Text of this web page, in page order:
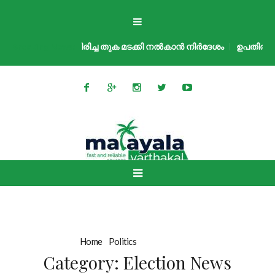
പിരിച്ച തുക മടക്കി നൽകാൻ നിർദേശം ഉപതിരഞ്ഞെടുപ്പ്
Home» Politics»
Category: Election News